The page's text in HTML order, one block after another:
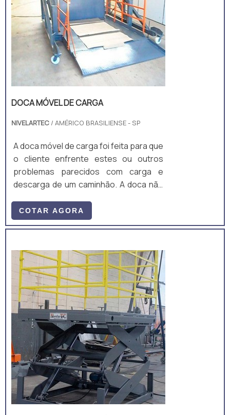
DOCA MÓVEL DE CARGA
NIVELARTEC / AMÉRICO BRASILIENSE - SP
A doca móvel de carga foi feita para que
o cliente enfrente estes ou outros
problemas parecidos com carga e
descarga de um caminhão. A doca não
basta conectá-la a energia do prédio e
começar a usar, ela é um equipamento
deslocada por duas pessoas com o
mínimo de esforço, posicionando ela no
local mais apropriado para fazer a
carga e descarga de cargas
paletizadas ...
COTAR AGORA